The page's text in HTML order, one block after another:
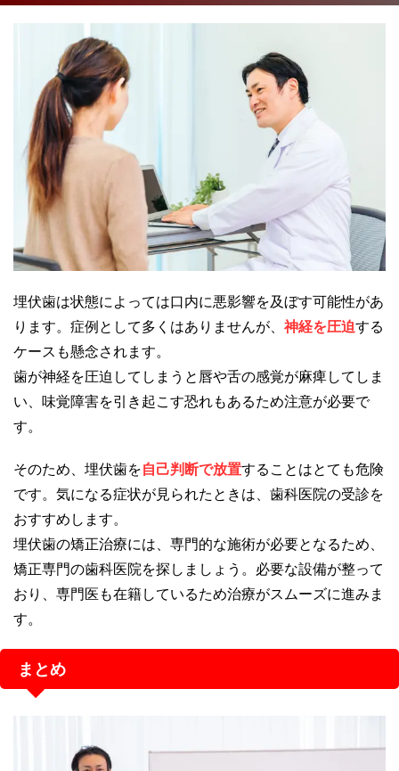
埋伏歯は状態によっては口内に悪影響を及ぼす可能性があ
ります。症例として多くはありませんが、 神経を圧迫する
ケースも懸念されます。
歯が神経を圧迫してしまうと唇や舌の感覚が麻痺してしま
い、味覚障害を引き起こす恐れもあるため注意が必要で
す。
そのため、埋伏歯を自己判断で放置することはとても危険
です。気になる症状が見られたときは、歯科医院の受診を
おすすめします。
埋伏歯の矯正治療には、専門的な施術が必要となるため、
矯正専門の歯科医院を探しましょう。必要な設備が整って
おり、専門医も在籍しているため治療がスムーズに進みま
す。
まとめ